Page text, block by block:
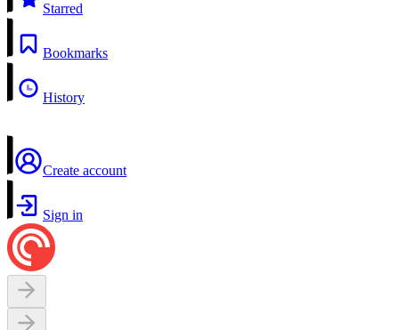
Starred
Bookmarks
History
Create account
Sign in